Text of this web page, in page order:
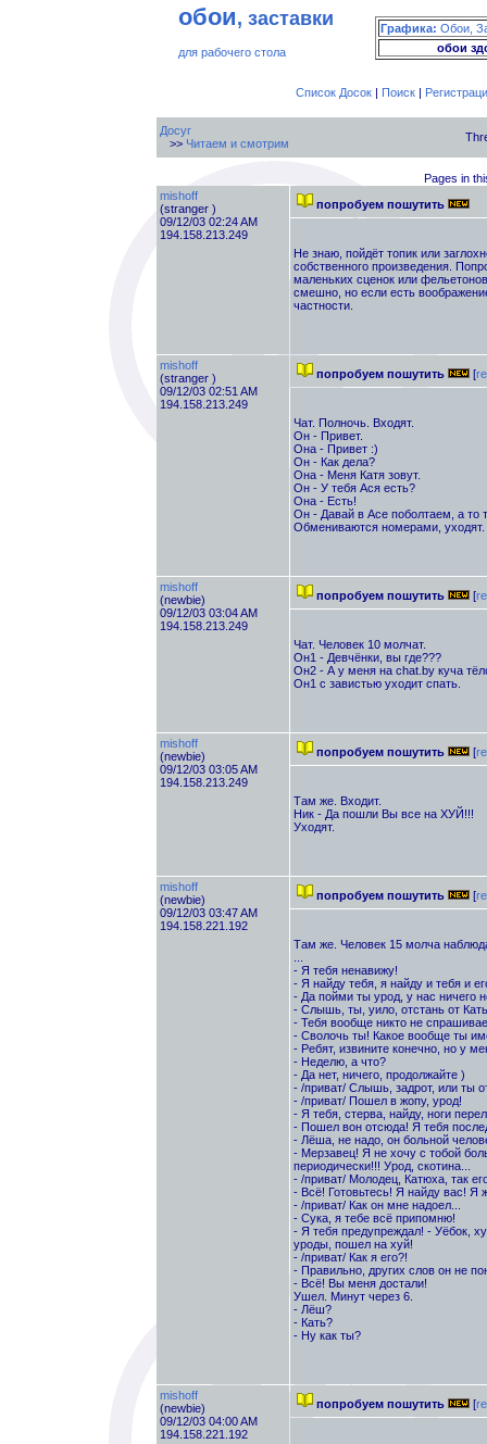
обои, заставки
для рабочего стола
Графика: Обои,
обои
Список Досок| Поиск|
Досуг
>> Читаем и смотрим
Pages in
mishoff
(stranger )
09/12/03 02:24 AM
194.158.213.249
попробуем пошутить
Не знаю, пойдёт топик или
собственного произведения.
маленьких сценок или
смешно, но если есть
частности.
mishoff
(stranger )
09/12/03 02:51 AM
194.158.213.249
попробуем пошутить [
Чат. Полночь. Входят.
Он - Привет.
Она - Привет :)
Он - Как дела?
Она - Меня Катя зовут.
Он - У тебя Ася есть?
Она - Есть!
Он - Давай в Асе поболтаем, а то
Обмениваются номерами, уходят.
mishoff
(newbie)
09/12/03 03:04 AM
194.158.213.249
попробуем пошутить [
Чат. Человек 10 молчат.
Он1 - Девчёнки, вы где???
Он2 - А у меня на chat.by куча
Он1 с завистью уходит спать.
mishoff
(newbie)
09/12/03 03:05 AM
194.158.213.249
попробуем пошутить [
Там же. Входит.
Ник - Да пошли Вы все на ХУЙ!!!
Уходят.
mishoff
(newbie)
09/12/03 03:47 AM
194.158.221.192
попробуем пошутить [
Там же. Человек 15 молча
- Я тебя ненавижу!
- Я найду тебя, я найду и тебя и
- Да пойми ты урод, у нас ничего
- Слышь, ты, уило, отстань от
- Тебя вообще никто не
- Сволочь ты! Какое вообще ты
- Ребят, извините конечно, но у
- Неделю, а что?
- Да нет, ничего, продолжайте )
- /приват/ Слышь, задрот, или ты
- /приват/ Пошел в жопу, урод!
- Я тебя, стерва, найду, ноги
- Пошел вон отсюда! Я тебя
- Лёша, не надо, он больной
- Мерзавец! Я не хочу с тобой
периодически!!! Урод, скотина...
- /приват/ Молодец, Катюха, так
- Всё! Готовьтесь! Я найду вас! Я
- /приват/ Как он мне надоел...
- Сука, я тебе всё припомню!
- Я тебя предупреждал! - Уёбок,
уроды, пошел на хуй!
- /приват/ Как я его?!
- Правильно, других слов он не
- Всё! Вы меня достали!
Ушел. Минут через 6.
- Лёш?
- Кать?
- Ну как ты?
mishoff
(newbie)
09/12/03 04:00 AM
194.158.221.192
попробуем пошутить [